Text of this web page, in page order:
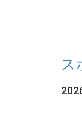
ス